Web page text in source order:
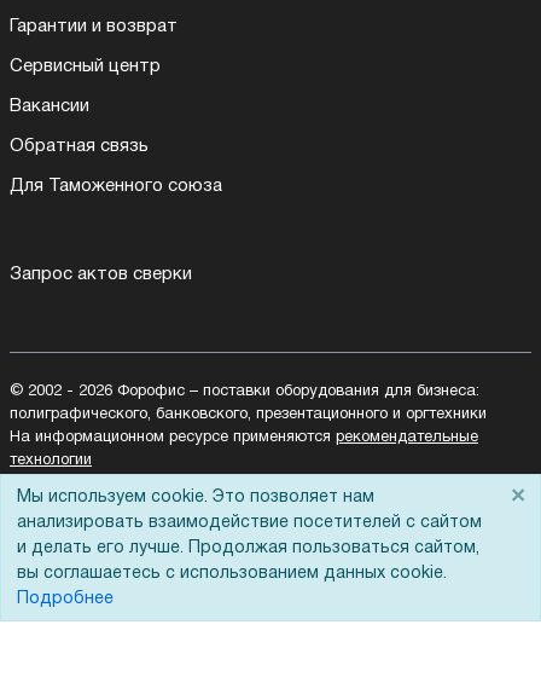
Гарантии и возврат
Сервисный центр
Вакансии
Обратная связь
Для Таможенного союза
Запрос актов сверки
© 2002 - 2026 Форофис – поставки оборудования для бизнеса:
полиграфического, банковского, презентационного и оргтехники
На информационном ресурсе применяются рекомендательные
технологии
соответствуетполитике обработки данных
Политика обработки персональных данных
Согласие на обработку персональных данных
Мы используем cookie. Это позволяет нам
анализировать взаимодействие посетителей с сайтом
и делать его лучше. Продолжая пользоваться сайтом,
вы соглашаетесь с использованием данных cookie.
Подробнее
×